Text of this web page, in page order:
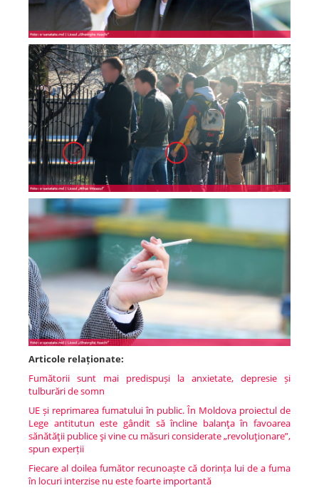
Articole relaționate:
Fumătorii sunt mai predispuși la anxietate, depresie și
tulburări de somn
UE și reprimarea fumatului în public. În Moldova proiectul de
Lege antitutun este gândit să încline balanţa în favoarea
sănătăţii publice şi vine cu măsuri considerate „revoluţionare”,
spun experții
Fiecare al doilea fumător recunoaște că dorința lui de a fuma
în locuri interzise nu este foarte importantă